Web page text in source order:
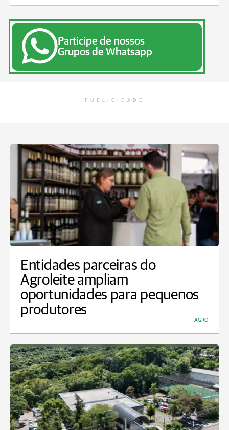
Participe de nossos
Grupos de Whatsapp
PUBLICIDADE
Entidades parceiras do
Agroleite ampliam
oportunidades para pequenos
produtores
AGRO